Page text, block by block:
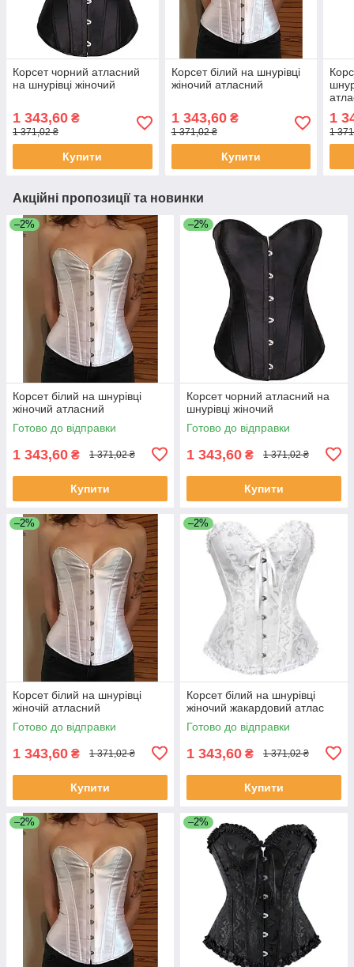
Корсет чорний атласний
на шнурівці жіночий
1 343,60 ₴
1 371,02 ₴
Купити
Корсет білий на шнурівці
жіночий атласний
1 343,60₴
1 371,02 ₴
Купити
1
1
Акційні пропозиції та новинки
–2%
Корсет білий на шнурівці
жіночий атласний
Готово до відправки
1 343,60 ₴ 1 371,02 ₴
Купити
–2%
Корсет чорний атласний на
шнурівці жіночий
Готово до відправки
1 343,60 ₴ 1 371,02 ₴
Купити
–2%
Корсет білий на шнурівці
жіночій атласний
Готово до відправки
1 343,60 ₴ 1 371,02 ₴
Купити
–2%
Корсет білий на шнурівці
жіночий жакардовий атлас
Готово до відправки
1 343,60 ₴ 1 371,02 ₴
Купити
–2% –2%